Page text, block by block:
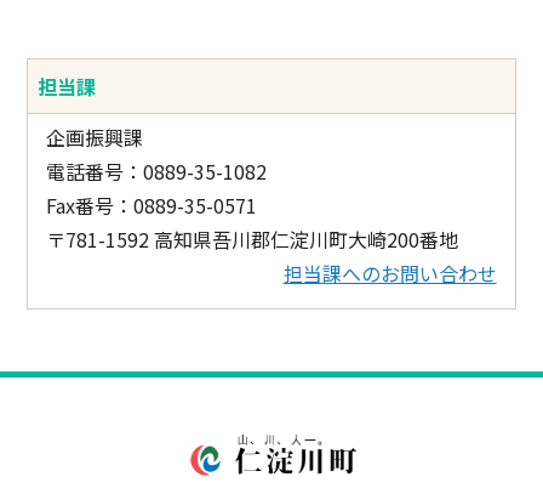
担当課
企画振興課
電話番号：0889-35-1082
Fax番号：0889-35-0571
〒781-1592 高知県吾川郡仁淀川町大崎200番地
担当課へのお問い合わせ